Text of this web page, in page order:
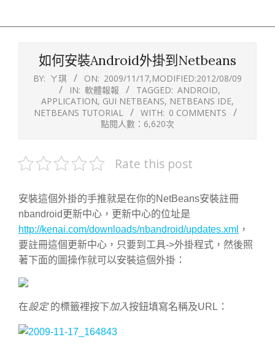
如何安裝Android外掛到Netbeans
BY: ㄚ琪 ON: 2009/11/17,MODIFIED:2012/08/09
IN: 軟體報報 TAGGED: ANDROID,
APPLICATION, GUI NETBEANS, NETBEANS IDE,
NETBEANS TUTORIAL
WITH: 0 COMMENTS
點閱人數：6,620次
Rate this post
安裝這個外掛的手推就是在你的NetBeans安裝註冊
nbandroid更新中心，更新中心的位址是
http://kenai.com/downloads/nbandroid/updates.xml ，
要註冊這個更新中心，只要到工具->外掛程式，然後照
著下面的圖操作就可以安裝這個外掛：
在設定的標籤裡按下加入按鈕填寫名稱及URL：